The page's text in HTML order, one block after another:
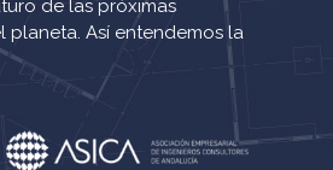
de las próximas
planeta. Así entendemos la